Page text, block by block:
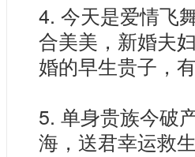
4. 今天是爱情飞
合美美，新婚夫
婚的早生贵子，
5. 单身贵族今破
海，送君幸运救